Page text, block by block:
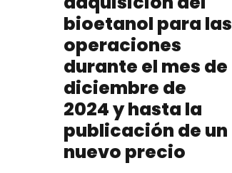
bioetanol para las
operaciones
durante el mes de
diciembre de
2024 y hasta la
publicación de un
nuevo precio